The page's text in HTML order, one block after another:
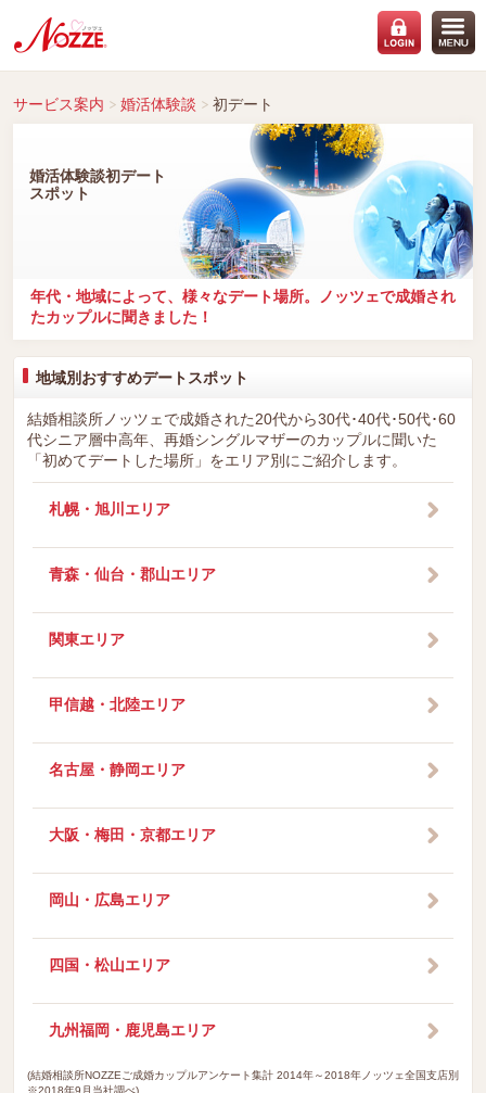
サービス案内 婚活体験談 初デート
婚活体験談初デート
スポット
年代・地域によって、様々なデート場所。ノッツェで成婚され
たカップルに聞きました！
地域別おすすめデートスポット
結婚相談所ノッツェで成婚された20代から30代･40代･50代･60
代シニア層中高年、再婚シングルマザーのカップルに聞いた
「初めてデートした場所」をエリア別にご紹介します。
札幌・旭川エリア
青森・仙台・郡山エリア
関東エリア
甲信越・北陸エリア
名古屋・静岡エリア
大阪・梅田・京都エリア
岡山・広島エリア
四国・松山エリア
九州福岡・鹿児島エリア
(結婚相談所NOZZEご成婚カップルアンケート集計 2014年～2018年ノッツェ全国支店別
※2018年9月当社調べ)